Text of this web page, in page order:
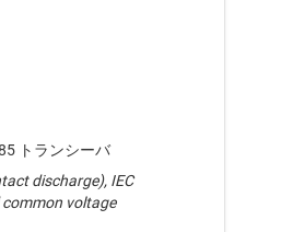
トランシーバ
discharge), IEC
common voltage